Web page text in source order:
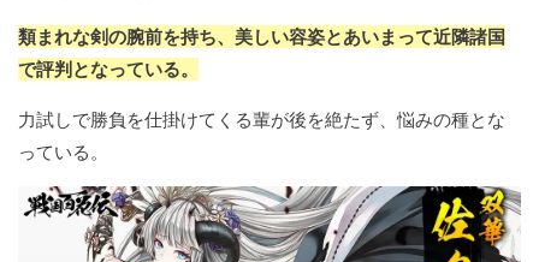
類まれな剣の腕前を持ち、美しい容姿とあいまって近隣諸国
で評判となっている。
力試しで勝負を仕掛けてくる輩が後を絶たず、悩みの種とな
っている。